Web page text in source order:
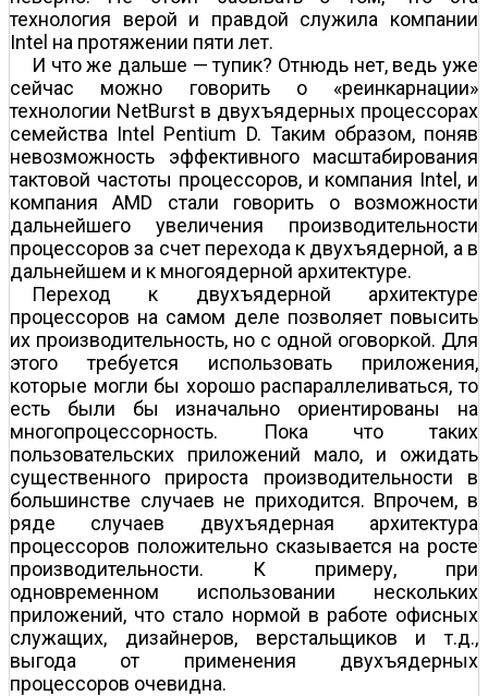
технология верой и правдой служила компании
Intel на протяжении пяти лет.
И что же дальше — тупик? Отнюдь нет, ведь уже
сейчас можно говорить о «реинкарнации»
технологии NetBurst в двухъядерных процессорах
семейства Intel Pentium D. Таким образом, поняв
невозможность эффективного масштабирования
тактовой частоты процессоров, и компания Intel, и
компания AMD стали говорить о возможности
дальнейшего увеличения производительности
процессоров за счет перехода к двухъядерной, а в
дальнейшем и к многоядерной архитектуре.
Переход к двухъядерной архитектуре
процессоров на самом деле позволяет повысить
их производительность, но с одной оговоркой. Для
этого требуется использовать приложения,
которые могли бы хорошо распараллеливаться, то
есть были бы изначально ориентированы на
многопроцессорность. Пока что таких
пользовательских приложений мало, и ожидать
существенного прироста производительности в
большинстве случаев не приходится. Впрочем, в
ряде случаев двухъядерная архитектура
процессоров положительно сказывается на росте
производительности. К примеру, при
одновременном использовании нескольких
приложений, что стало нормой в работе офисных
служащих, дизайнеров, верстальщиков и т.д.,
выгода от применения двухъядерных
процессоров очевидна.